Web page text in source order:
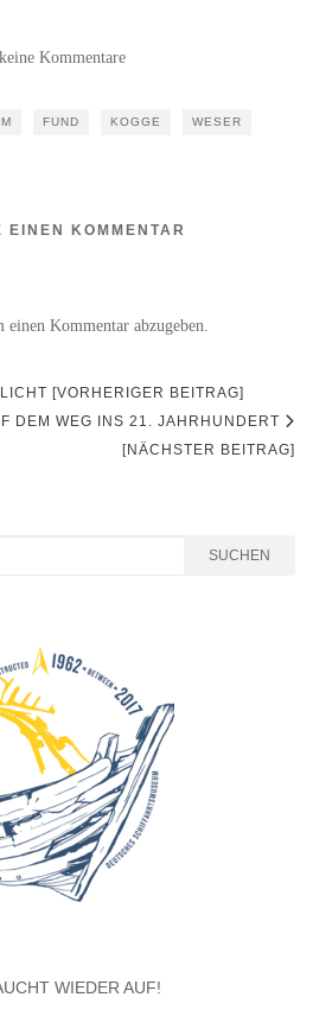
Kommentare
FUND KOGGE WESER
EINEN KOMMENTAR
einen Kommentar abzugeben.
[VORHERIGER BEITRAG]
DEM WEG INS 21. JAHRHUNDERT
[NÄCHSTER BEITRAG]
SUCHEN
WIEDER AUF!